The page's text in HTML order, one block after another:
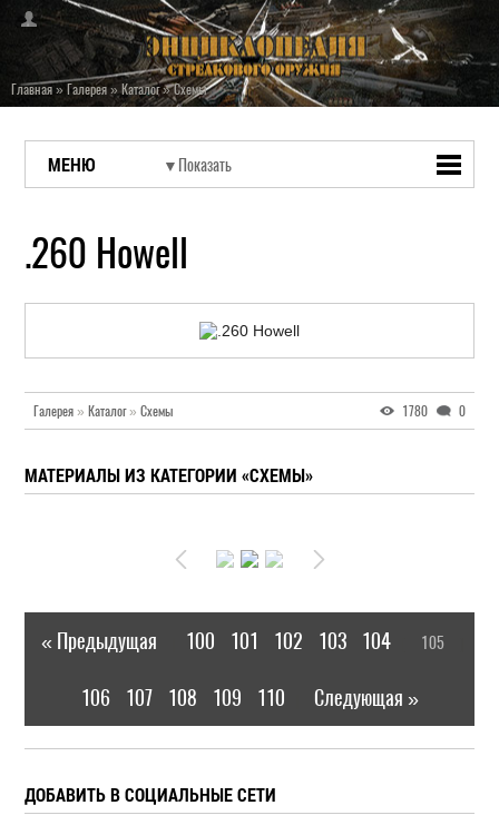
Главная»Галерея»Каталог»Схемы
МЕНЮ
.260 Howell
Галерея » Каталог» Схемы 1780 0
МАТЕРИАЛЫ ИЗ КАТЕГОРИИ «СХЕМЫ»
« Предыдущая 100 101 102 103 104 105
106 107 108 109 110 Следующая »
ДОБАВИТЬ В СОЦИАЛЬНЫЕ СЕТИ